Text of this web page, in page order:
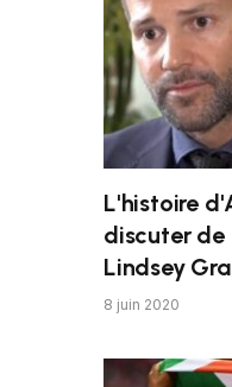
L'histoire
discuter de
Lindsey
8 juin 2020